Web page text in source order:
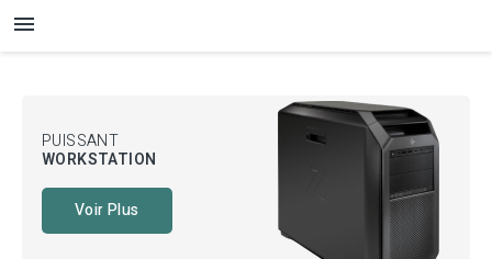

PUISSANT
WORKSTATION
Voir Plus